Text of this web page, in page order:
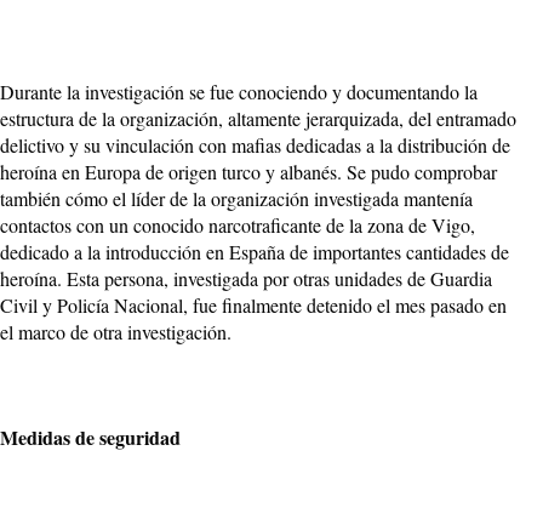
Durante la investigación se fue conociendo y documentando la
estructura de la organización, altamente jerarquizada, del entramado
delictivo y su vinculación con mafias dedicadas a la distribución de
heroína en Europa de origen turco y albanés. Se pudo comprobar
también cómo el líder de la organización investigada mantenía
contactos con un conocido narcotraficante de la zona de Vigo,
dedicado a la introducción en España de importantes cantidades de
heroína. Esta persona, investigada por otras unidades de Guardia
Civil y Policía Nacional, fue finalmente detenido el mes pasado en
el marco de otra investigación.
Medidas de seguridad